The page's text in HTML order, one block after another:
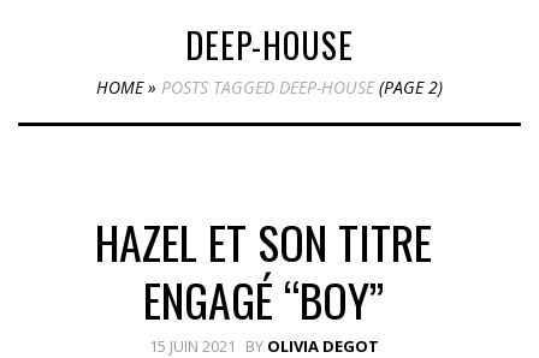
DEEP-HOUSE
HOME» POSTS TAGGED DEEP-HOUSE(PAGE 2)
HAZEL ET SON TITRE
ENGAGÉ “BOY”
15 JUIN 2021 BY OLIVIA DEGOT